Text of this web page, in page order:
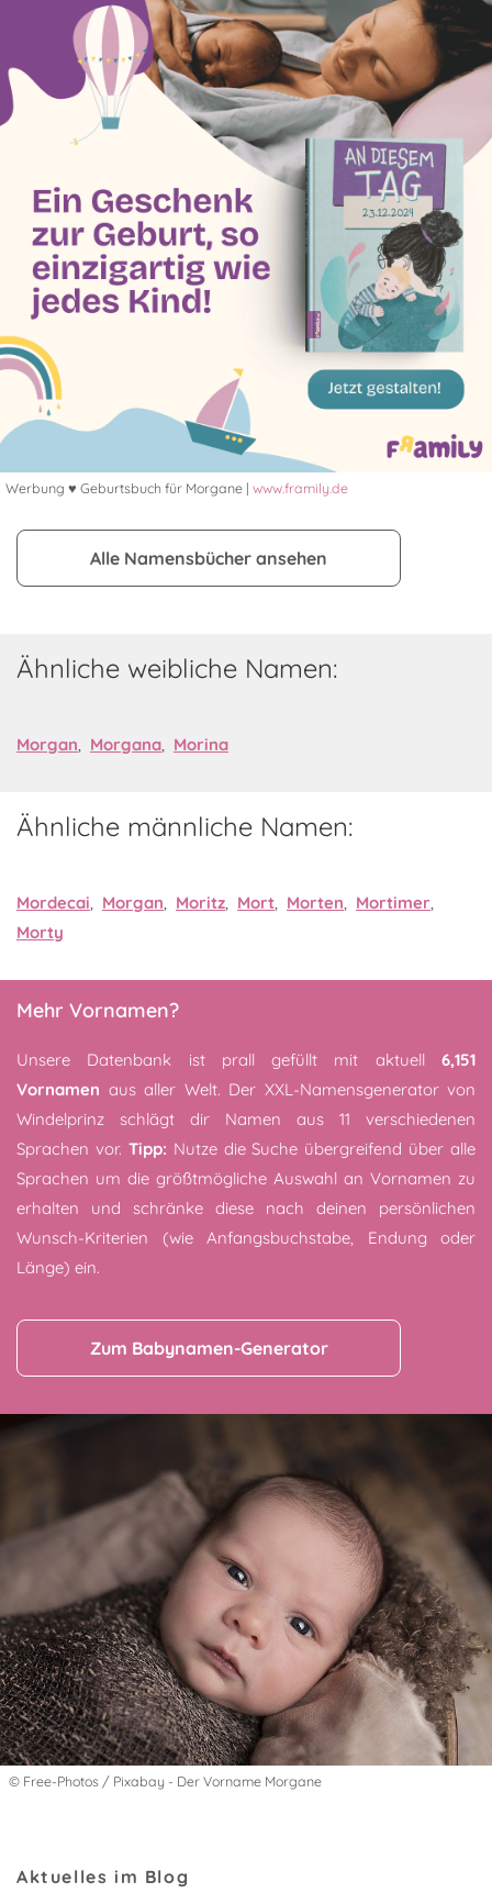
Werbung ♥ Geburtsbuch für Morgane | www.framily.de
Alle Namensbücher ansehen
Ähnliche weibliche Namen:
Morgan, Morgana, Morina
Ähnliche männliche Namen:
Mordecai, Morgan, Moritz, Mort, Morten, Mortimer,
Morty
Mehr Vornamen?
Unsere Datenbank ist prall gefüllt mit aktuell 6,151
Vornamen aus aller Welt. Der XXL-Namensgenerator von
Windelprinz schlägt dir Namen aus 11 verschiedenen
Sprachen vor. Tipp: Nutze die Suche übergreifend über alle
Sprachen um die größtmögliche Auswahl an Vornamen zu
erhalten und schränke diese nach deinen persönlichen
Wunsch-Kriterien (wie Anfangsbuchstabe, Endung oder
Länge) ein.
Zum Babynamen-Generator
© Free-Photos / Pixabay - Der Vorname Morgane
Aktuelles im Blog